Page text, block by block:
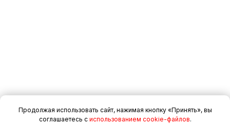
Продолжая использовать сайт, нажимая кнопку «Принять», вы
соглашаетесь с использованием cookie-файлов.